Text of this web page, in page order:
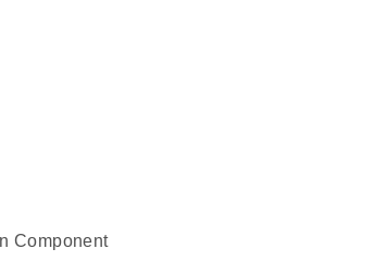
Component